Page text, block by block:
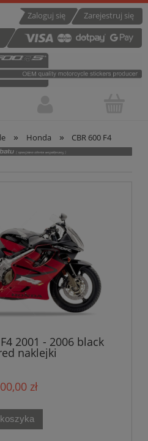
Zarejestruj się
Zaloguj się
» Honda » CBR 600 F4
2001 - 2006 black
naklejki
zł